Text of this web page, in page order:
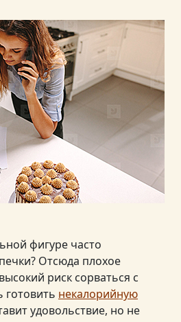
фигуре часто
Отсюда плохое
риск сорваться с
готовить некалорийную
удовольствие, но не